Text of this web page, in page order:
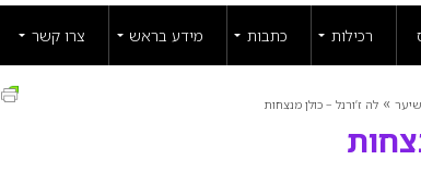
רכילות כתבות מידע בראש צרו קשר
» לה ז’ורנל – כולן מנצחות